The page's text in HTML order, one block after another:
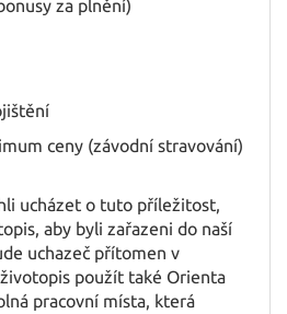
za plnění)
ceny (závodní stravování)
ucházet o tuto příležitost,
aby byli zařazeni do naší
uchazeč přítomen v
použít také Orienta
pracovní místa, která